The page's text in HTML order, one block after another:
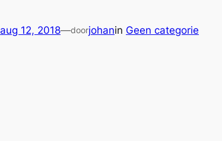
aug 12, 2018—doorjohanin Geen categorie